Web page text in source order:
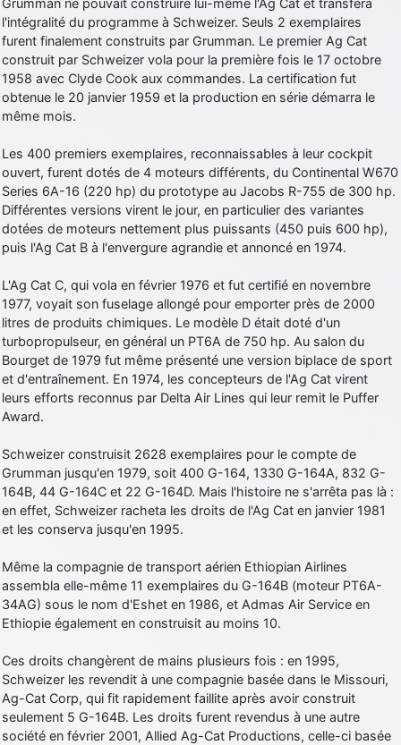
l'intégralité du programme à Schweizer. Seuls 2 exemplaires
furent finalement construits par Grumman. Le premier Ag Cat
construit par Schweizer vola pour la première fois le 17 octobre
1958 avec Clyde Cook aux commandes. La certification fut
obtenue le 20 janvier 1959 et la production en série démarra le
même mois.
Les 400 premiers exemplaires, reconnaissables à leur cockpit
ouvert, furent dotés de 4 moteurs différents, du Continental W670
Series 6A-16 (220 hp) du prototype au Jacobs R-755 de 300 hp.
Différentes versions virent le jour, en particulier des variantes
dotées de moteurs nettement plus puissants (450 puis 600 hp),
puis l'Ag Cat B à l'envergure agrandie et annoncé en 1974.
L'Ag Cat C, qui vola en février 1976 et fut certifié en novembre
1977, voyait son fuselage allongé pour emporter près de 2000
litres de produits chimiques. Le modèle D était doté d'un
turbopropulseur, en général un PT6A de 750 hp. Au salon du
Bourget de 1979 fut même présenté une version biplace de sport
et d'entraînement. En 1974, les concepteurs de l'Ag Cat virent
leurs efforts reconnus par Delta Air Lines qui leur remit le Puffer
Award.
Schweizer construisit 2628 exemplaires pour le compte de
Grumman jusqu'en 1979, soit 400 G-164, 1330 G-164A, 832 G-
164B, 44 G-164C et 22 G-164D. Mais l'histoire ne s'arrêta pas là :
en effet, Schweizer racheta les droits de l'Ag Cat en janvier 1981
et les conserva jusqu'en 1995.
Même la compagnie de transport aérien Ethiopian Airlines
assembla elle-même 11 exemplaires du G-164B (moteur PT6A-
34AG) sous le nom d'Eshet en 1986, et Admas Air Service en
Ethiopie également en construisit au moins 10.
Ces droits changèrent de mains plusieurs fois : en 1995,
Schweizer les revendit à une compagnie basée dans le Missouri,
Ag-Cat Corp, qui fit rapidement faillite après avoir construit
seulement 5 G-164B. Les droits furent revendus à une autre
société en février 2001, Allied Ag-Cat Productions, celle-ci basée